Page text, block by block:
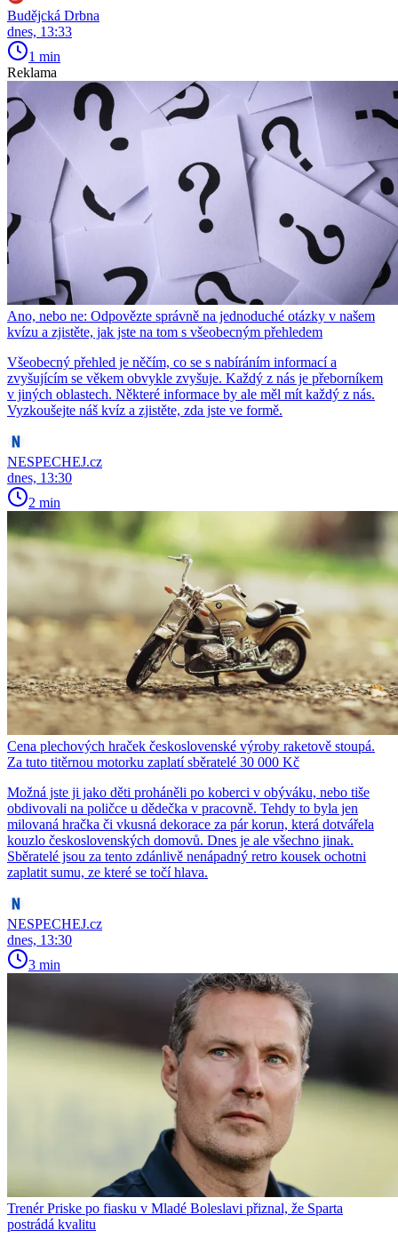
Budějcká Drbna
dnes, 13:33
1 min
Reklama
Ano, nebo ne: Odpovězte správně na jednoduché otázky v našem
kvízu a zjistěte, jak jste na tom s všeobecným přehledem
Všeobecný přehled je něčím, co se s nabíráním informací a
zvyšujícím se věkem obvykle zvyšuje. Každý z nás je přeborníkem
v jiných oblastech. Některé informace by ale měl mít každý z nás.
Vyzkoušejte náš kvíz a zjistěte, zda jste ve formě.
NESPECHEJ.cz
dnes, 13:30
2 min
Cena plechových hraček československé výroby raketově stoupá.
Za tuto titěrnou motorku zaplatí sběratelé 30 000 Kč
Možná jste ji jako děti proháněli po koberci v obýváku, nebo tiše
obdivovali na poličce u dědečka v pracovně. Tehdy to byla jen
milovaná hračka či vkusná dekorace za pár korun, která dotvářela
kouzlo československých domovů. Dnes je ale všechno jinak.
Sběratelé jsou za tento zdánlivě nenápadný retro kousek ochotni
zaplatit sumu, ze které se točí hlava.
NESPECHEJ.cz
dnes, 13:30
3 min
Trenér Priske po fiasku v Mladé Boleslavi přiznal, že Sparta
postrádá kvalitu